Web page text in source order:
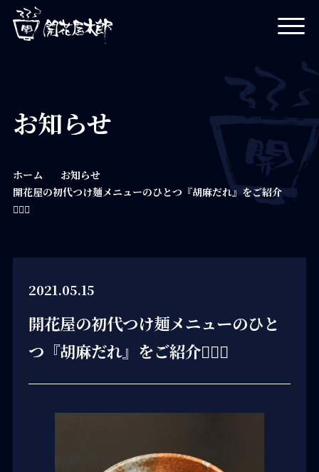
お知らせ
ホーム
お知らせ
開花屋の初代つけ麺メニューのひとつ『胡麻だれ』をご紹介
💁🏻‍♀️
2021.05.15
開花屋の初代つけ麺メニューのひと
つ『胡麻だれ』をご紹介💁🏻‍♀️